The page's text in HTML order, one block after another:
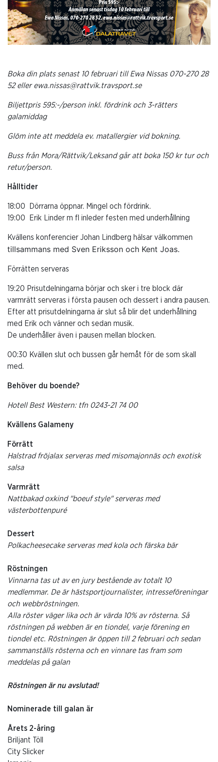
Boka din plats senast 10 februari till Ewa Nissas 070-270 28
52 eller ewa.nissas@rattvik.travsport.se
Biljettpris 595:-/person inkl. fördrink och 3-rätters
galamiddag
Glöm inte att meddela ev. matallergier vid bokning.
Buss från Mora/Rättvik/Leksand går att boka 150 kr tur och
retur/person.
Hålltider
18:00
Dörrarna öppnar. Mingel och fördrink.
19:00
Erik Linder m fl inleder festen med underhållning
Kvällens konferencier Johan Lindberg hälsar välkommen
tillsammans med Sven Eriksson och Kent Joas.
Förrätten serveras
19:20 Prisutdelningarna börjar och sker i tre block där
varmrätt serveras i första pausen och dessert i andra pausen.
Efter att prisutdelningarna är slut så blir det underhållning
med Erik och vänner och sedan musik.
De underhåller även i pausen mellan blocken.
00:30 Kvällen slut och bussen går hemåt för de som skall
med.
Behöver du boende?
Hotell Best Western: tfn 0243-21 74 00
Kvällens Galameny
Förrätt
Halstrad fröjalax serveras med misomajonnäs och exotisk
salsa
Varmrätt
Nattbakad oxkind "boeuf style" serveras med
västerbottenpuré
Dessert
Polkacheesecake serveras med kola och färska bär
Röstningen
Vinnarna tas ut av en jury bestående av totalt 10
medlemmar. De är hästsportjournalister, intresseföreningar
och webbröstningen.
Alla röster väger lika och är värda 10% av rösterna. Så
röstningen på webben är en tiondel, varje förening en
tiondel etc. Röstningen är öppen till 2 februari och sedan
sammanställs rösterna och en vinnare tas fram som
meddelas på galan
Röstningen är nu avslutad!
Nominerade till galan är
Årets 2-åring
Briljant Töll
City Slicker